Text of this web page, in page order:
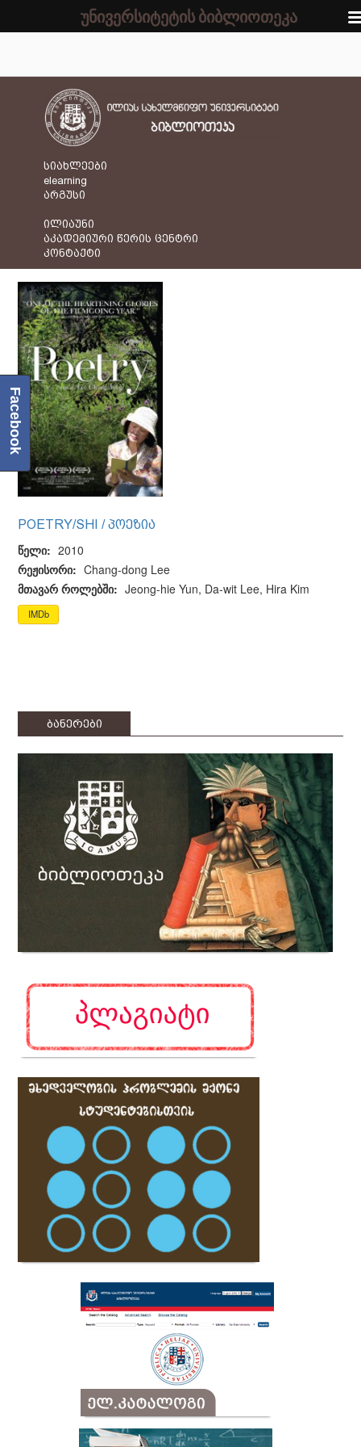
სიახლეები
elearning
არგუსი
ილიაუნი
აკადემიური წერის ცენტრი
კონტაქტი
POETRY/SHI / ᲞᲝᲔᲖᲘᲐ
წელი: 2010
რეჟისორი: Chang-dong Lee
მთავარ როლებში: Jeong-hie Yun, Da-wit Lee, Hira Kim
IMDb
ბანერები
Facebook
უნივერსიტეტის ბიბლიოთეკა